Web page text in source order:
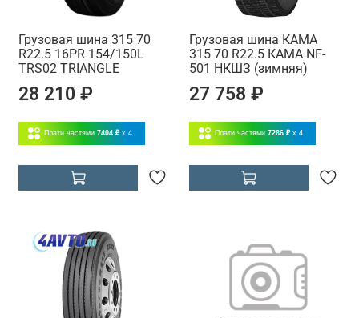
Грузовая шина 315 70
R22.5 16PR 154/150L
TRS02 TRIANGLE
28 210 ₽
Плати частями 7404 ₽ x 4
Грузовая шина КАМА
315 70 R22.5 КАМА NF-
501 НКШЗ (зимняя)
27 758 ₽
Плати частями 7286 ₽ x 4